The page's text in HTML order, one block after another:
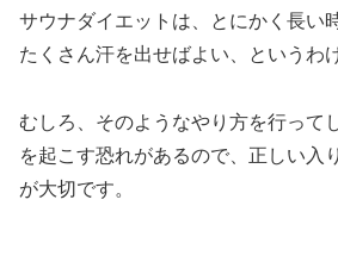
サウナダイエットは、とにかく長い
たくさん汗を出せばよい、というわ
むしろ、そのようなやり方を行って
を起こす恐れがあるので、正しい入
が大切です。